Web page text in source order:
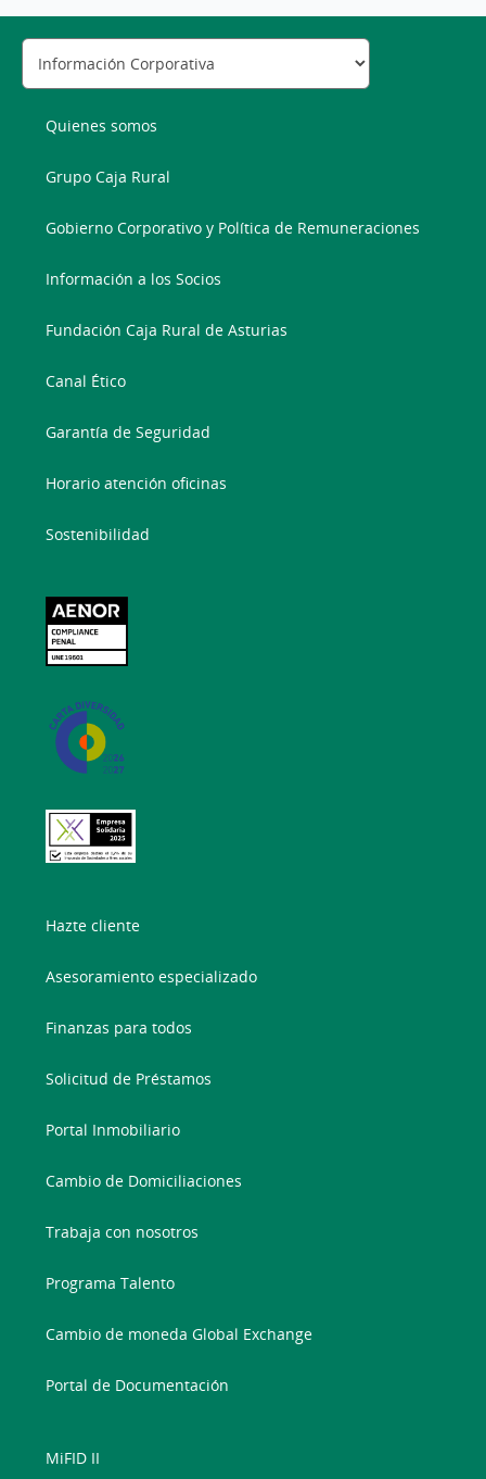
Quienes somos
Grupo Caja Rural
Gobierno Corporativo y Política de Remuneraciones
Información a los Socios
Fundación Caja Rural de Asturias
Canal Ético
Garantía de Seguridad
Horario atención oficinas
Sostenibilidad
Hazte cliente
Asesoramiento especializado
Finanzas para todos
Solicitud de Préstamos
Portal Inmobiliario
Cambio de Domiciliaciones
Trabaja con nosotros
Programa Talento
Cambio de moneda Global Exchange
Portal de Documentación
MiFID II